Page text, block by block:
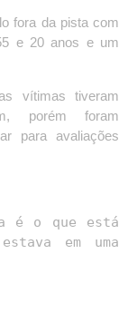
fora da pista com
e 20 anos e um
vítimas tiveram
porém foram
para avaliações
é o que está
em uma